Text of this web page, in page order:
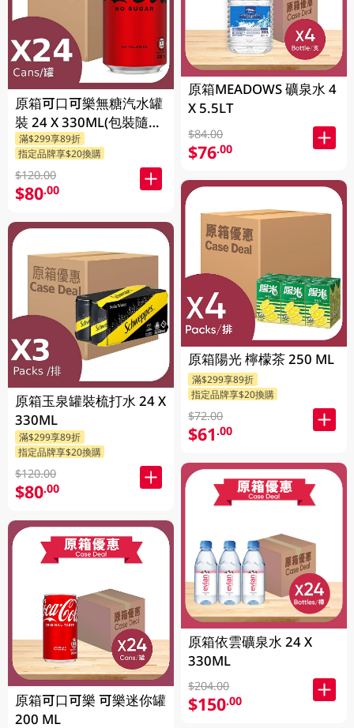
原箱可口可樂無糖汽水罐
裝 24 X 330ML(包裝隨機
發送)
滿$299享89折
指定品牌享$20換購
$120.00
$80.00
原箱玉泉罐裝梳打水 24 X
330ML
滿$299享89折
指定品牌享$20換購
$120.00
$80.00
原箱可口可樂 可樂迷你罐
200 ML
原箱MEADOWS 礦泉水 4
X 5.5LT
$84.00
$76.00
原箱陽光 檸檬茶 250 ML
滿$299享89折
指定品牌享$20換購
$72.00
$61.00
原箱依雲礦泉水 24 X
330ML
$204.00
$150.00